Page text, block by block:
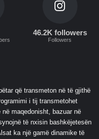
46.2K followers
Followers
që transmeton në të gjithë
i tij transmetohet
maqedonisht, bazuar në
të nxisin bashkëjetesën
ka një gamë dinamike të